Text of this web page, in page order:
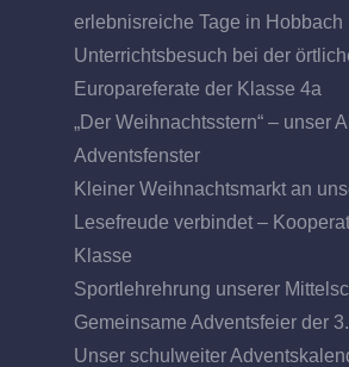
erlebnisreiche Tage in Hobbach
Unterrichtsbesuch bei der
Europareferate der Klasse 4a
„Der Weihnachtsstern“ – unser
Adventsfenster
Kleiner Weihnachtsmarkt an
Lesefreude verbindet –
Klasse
Sportlehrehrung unserer
Gemeinsame Adventsfeier der
Unser schulweiter